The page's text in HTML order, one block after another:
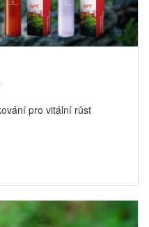
pro vitální růst